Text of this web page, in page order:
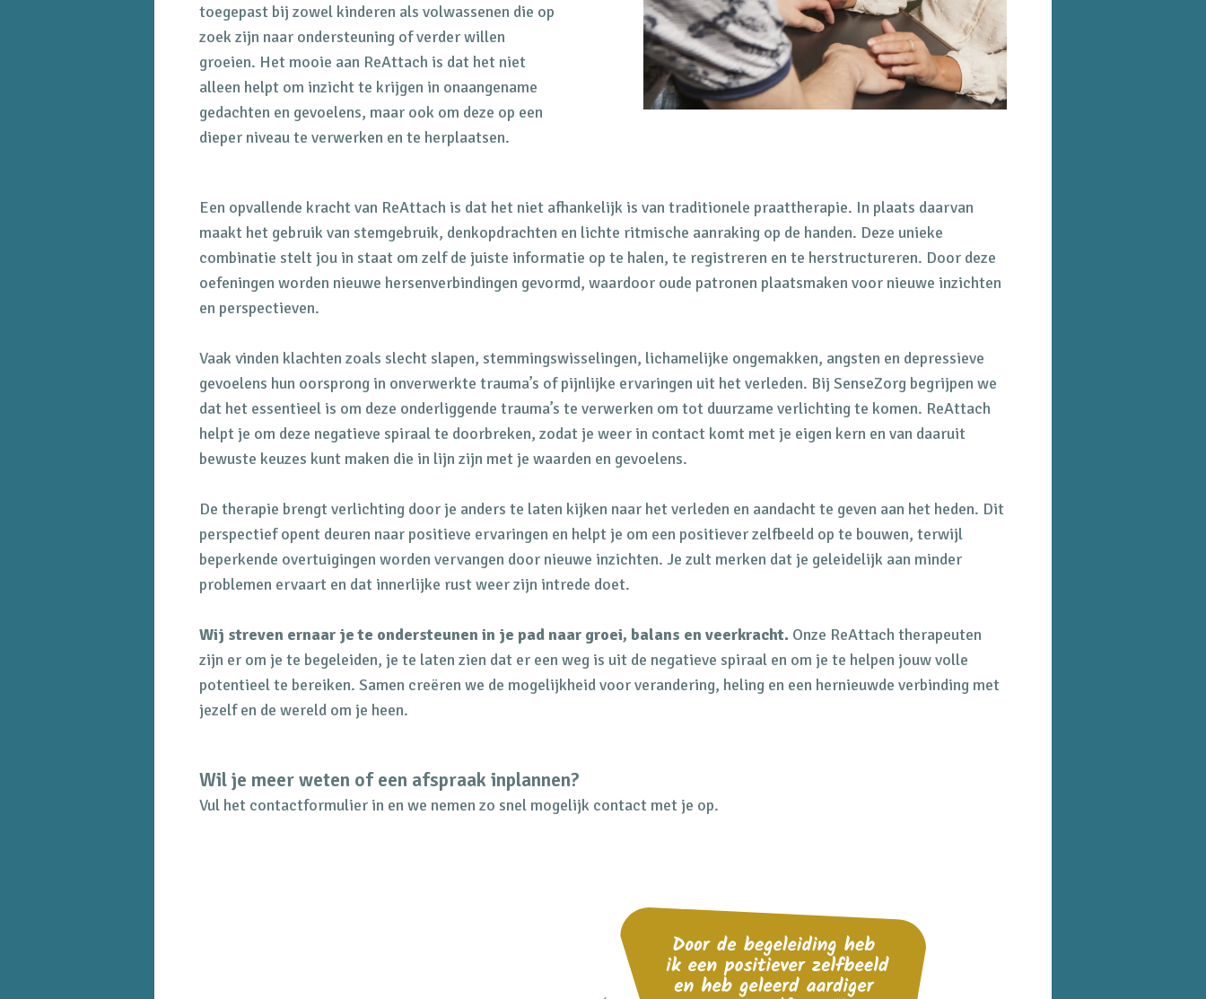
toegepast bij zowel kinderen als volwassenen die op
zoek zijn naar ondersteuning of verder willen
groeien. Het mooie aan ReAttach is dat het niet
alleen helpt om inzicht te krijgen in onaangename
gedachten en gevoelens, maar ook om deze op een
dieper niveau te verwerken en te herplaatsen.
Een opvallende kracht van ReAttach is dat het niet afhankelijk is van traditionele praattherapie. In plaats daarvan
maakt het gebruik van stemgebruik, denkopdrachten en lichte ritmische aanraking op de handen. Deze unieke
combinatie stelt jou in staat om zelf de juiste informatie op te halen, te registreren en te herstructureren. Door deze
oefeningen worden nieuwe hersenverbindingen gevormd, waardoor oude patronen plaatsmaken voor nieuwe inzichten
en perspectieven.
Vaak vinden klachten zoals slecht slapen, stemmingswisselingen, lichamelijke ongemakken, angsten en depressieve
gevoelens hun oorsprong in onverwerkte trauma’s of pijnlijke ervaringen uit het verleden. Bij SenseZorg begrijpen we
dat het essentieel is om deze onderliggende trauma’s te verwerken om tot duurzame verlichting te komen. ReAttach
helpt je om deze negatieve spiraal te doorbreken, zodat je weer in contact komt met je eigen kern en van daaruit
bewuste keuzes kunt maken die in lijn zijn met je waarden en gevoelens.
De therapie brengt verlichting door je anders te laten kijken naar het verleden en aandacht te geven aan het heden. Dit
perspectief opent deuren naar positieve ervaringen en helpt je om een positiever zelfbeeld op te bouwen, terwijl
beperkende overtuigingen worden vervangen door nieuwe inzichten. Je zult merken dat je geleidelijk aan minder
problemen ervaart en dat innerlijke rust weer zijn intrede doet.
Wij streven ernaar je te ondersteunen in je pad naar groei, balans en veerkracht. Onze ReAttach therapeuten
zijn er om je te begeleiden, je te laten zien dat er een weg is uit de negatieve spiraal en om je te helpen jouw volle
potentieel te bereiken. Samen creëren we de mogelijkheid voor verandering, heling en een hernieuwde verbinding met
jezelf en de wereld om je heen.
Wil je meer weten of een afspraak inplannen?
Vul het contactformulier in en we nemen zo snel mogelijk contact met je op.